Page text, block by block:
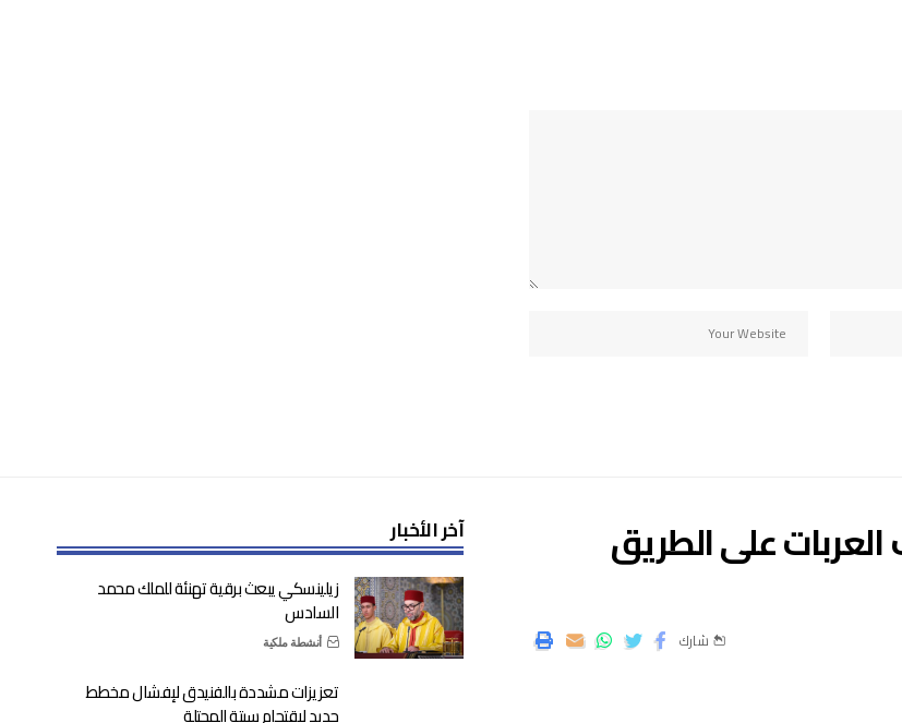
على الطريق
شارك
آخر الأخبار
زيلينسكي يبعث برقية تهنئة للملك محمد
السادس
أنشطة ملكية
تعزيزات مشددة بالفنيدق لإفشال مخطط
جديد لاقتحام سبتة المحتلة